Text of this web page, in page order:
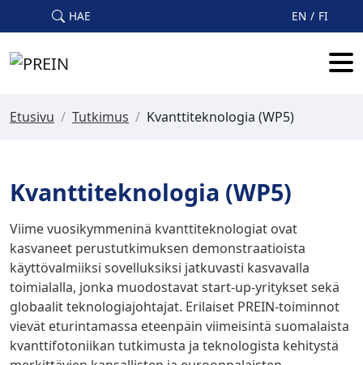
Skip to main content
HAE EN FI
Etusivu / Tutkimus / Kvanttiteknologia (WP5)
Kvanttiteknologia (WP5)
Viime vuosikymmeninä kvanttiteknologiat ovat
kasvaneet perustutkimuksen demonstraatioista
käyttövalmiiksi sovelluksiksi jatkuvasti kasvavalla
toimialalla, jonka muodostavat start-up-yritykset sekä
globaalit teknologiajohtajat. Erilaiset PREIN-toiminnot
vievät eturintamassa eteenpäin viimeisintä suomalaista
kvanttifotoniikan tutkimusta ja teknologista kehitystä